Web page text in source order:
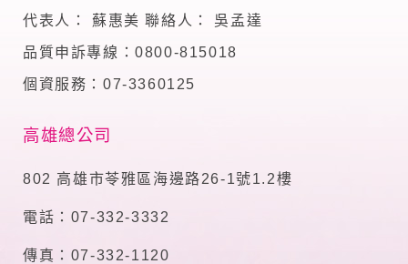
代表人： 蘇惠美 聯絡人： 吳孟達
品質申訴專線：0800-815018
個資服務：07-3360125
高雄總公司
802 高雄市苓雅區海邊路26-1號1.2樓
電話：07-332-3332
傳真：07-332-1120